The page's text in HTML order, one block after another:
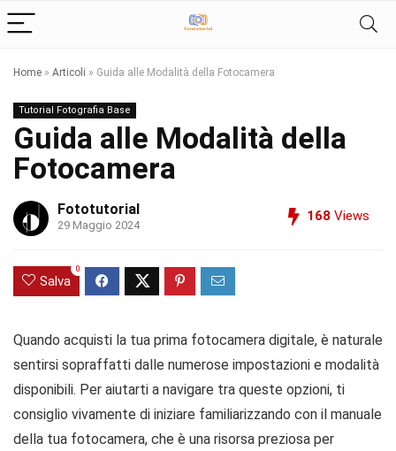
Home » Articoli » Guida alle Modalità della Fotocamera
Tutorial Fotografia Base
Guida alle Modalità della
Fotocamera
Fototutorial
29 Maggio 2024
168 Views
Salva
0
Quando acquisti la tua prima fotocamera digitale, è naturale
sentirsi sopraffatti dalle numerose impostazioni e modalità
disponibili. Per aiutarti a navigare tra queste opzioni, ti
consiglio vivamente di iniziare familiarizzando con il manuale
della tua fotocamera, che è una risorsa preziosa per